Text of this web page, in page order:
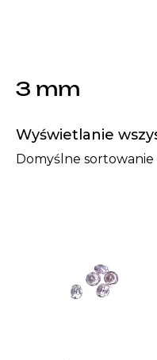
3 mm
Wyświetlanie